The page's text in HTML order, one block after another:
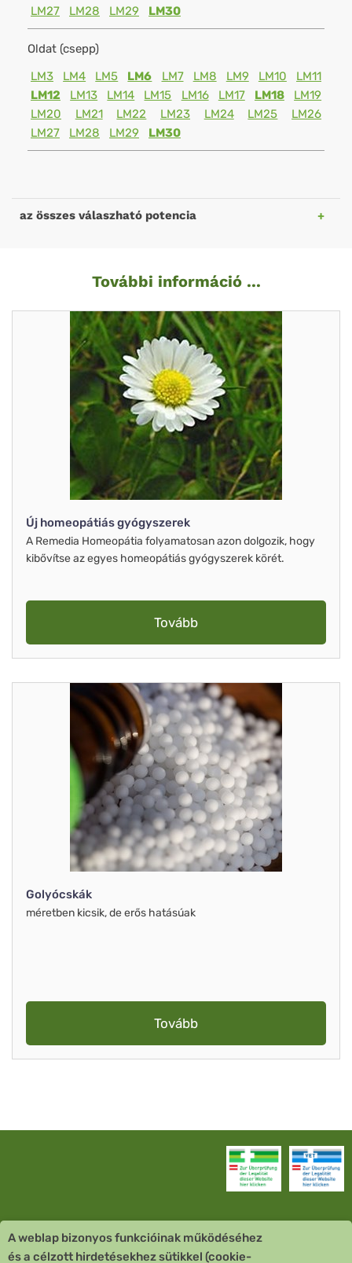
LM27
LM28 LM29 LM30
Oldat (csepp)
LM3
LM4 LM5 LM6 LM7 LM8 LM9 LM10
LM11
LM12
LM13 LM14 LM15 LM16 LM17 LM18
LM19
LM20
LM21 LM22 LM23 LM24 LM25
LM26
LM27
LM28 LM29 LM30
az összes válaszható potencia
További információ ...
Új homeopátiás gyógyszerek
A Remedia Homeopátia folyamatosan azon dolgozik, hogy
kibővítse az egyes homeopátiás gyógyszerek körét.
Tovább
Golyócskák
méretben kicsik, de erős hatásúak
Tovább
Vevőszolgálat
A weblap bizonyos funkcióinak működéséhez
és a célzott hirdetésekhez sütikkel (cookie-